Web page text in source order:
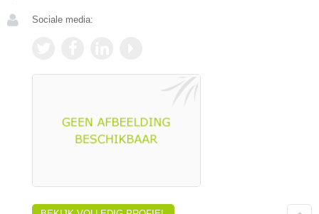
Sociale media: